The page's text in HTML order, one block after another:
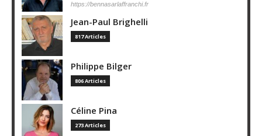
https://bennasarlaffranchi.fr
Jean-Paul Brighelli
817 Articles
Philippe Bilger
806 Articles
Céline Pina
273 Articles